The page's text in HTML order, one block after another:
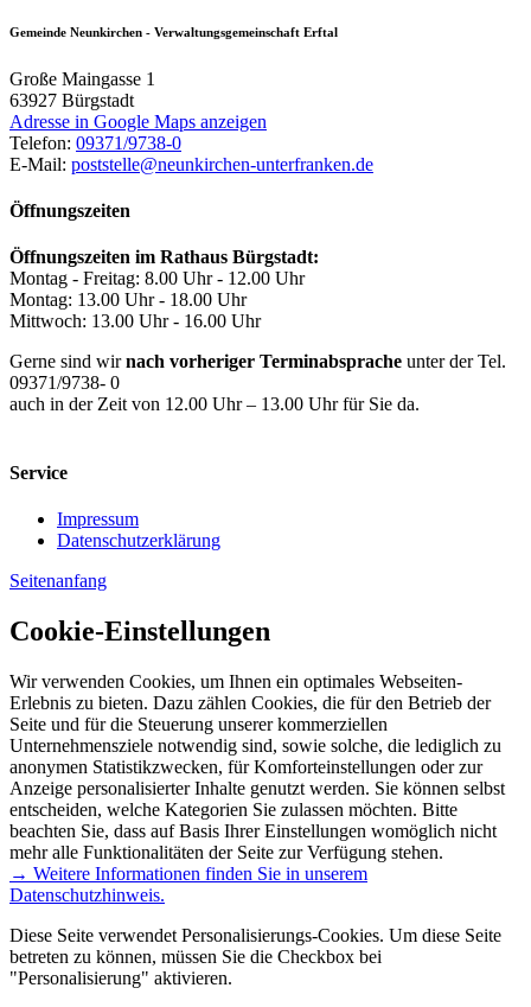
Gemeinde Neunkirchen - Verwaltungsgemeinschaft Erftal
Große Maingasse 1
63927 Bürgstadt
Adresse in Google Maps anzeigen
Telefon: 09371/9738-0
E-Mail: poststelle@neunkirchen-unterfranken.de
Öffnungszeiten
Öffnungszeiten im Rathaus Bürgstadt:
Montag - Freitag: 8.00 Uhr - 12.00 Uhr
Montag: 13.00 Uhr - 18.00 Uhr
Mittwoch: 13.00 Uhr - 16.00 Uhr
Gerne sind wirnach vorheriger Terminabsprache unter der Tel.
09371/9738- 0
auch in der Zeit von 12.00 Uhr – 13.00 Uhr für Sie da.
Service
Impressum
Datenschutzerklärung
Seitenanfang
Cookie-Einstellungen
Wir verwenden Cookies, um Ihnen ein optimales Webseiten-
Erlebnis zu bieten. Dazu zählen Cookies, die für den Betrieb der
Seite und für die Steuerung unserer kommerziellen
Unternehmensziele notwendig sind, sowie solche, die lediglich zu
anonymen Statistikzwecken, für Komforteinstellungen oder zur
Anzeige personalisierter Inhalte genutzt werden. Sie können selbst
entscheiden, welche Kategorien Sie zulassen möchten. Bitte
beachten Sie, dass auf Basis Ihrer Einstellungen womöglich nicht
mehr alle Funktionalitäten der Seite zur Verfügung stehen.
→ Weitere Informationen finden Sie in unserem
Datenschutzhinweis.
Diese Seite verwendet Personalisierungs-Cookies. Um diese Seite
betreten zu können, müssen Sie die Checkbox bei
"Personalisierung" aktivieren.